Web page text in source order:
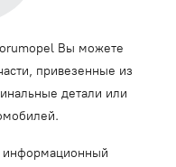
Вы можете
привезенные из
детали или
информационный